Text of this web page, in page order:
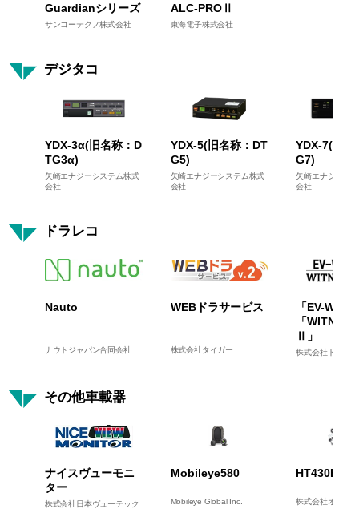
Guardianシリーズ
サンコーテクノ株式会社
ALC-PROⅡ
東海電子株式会社
デジタコ
YDX-3α(旧名称：D
TG3α)
矢崎エナジーシステム株式
会社
YDX-5(旧名称：DT
G5)
矢崎エナジーシステム株式
会社
YDX-7(旧名
G7)
矢崎エナジーシ
会社
ドラレコ
Nauto
ナウトジャパン合同会社
WEBドラサービス
株式会社タイガー
「EV-
「
Ⅱ」
株式会社ドライ
その他車載器
ナイスヴューモニ
ター
株式会社日本ヴューテック
Mobileye580
Mobileye Global Inc.
HT430BLE
株式会社オレン